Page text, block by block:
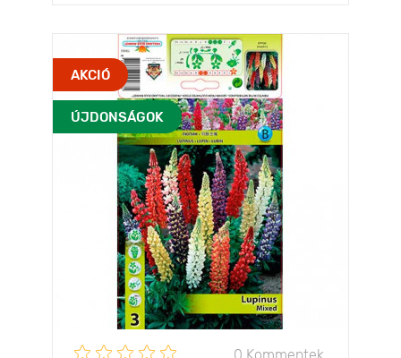
AKCIÓ
ÚJDONSÁGOK
0 Kommentek